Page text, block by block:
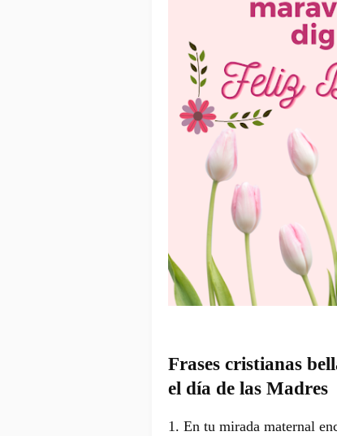
Frases cristianas
el día de las Madres
1. En tu mirada maternal